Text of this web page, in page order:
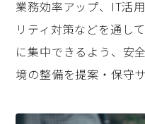
業務効率アップ、IT活
リティ対策などを通し
に集中できるよう、安
境の整備を提案・保守